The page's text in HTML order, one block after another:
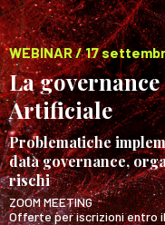
WEBINAR / 17
La
Artificiale
Problematiche
data governance,
rischi
ZOOM MEETING
Offerte per iscrizioni entro